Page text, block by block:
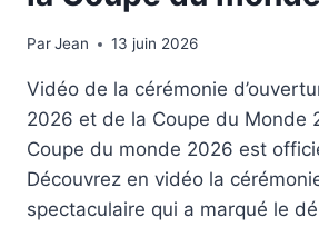
ParJean
11 juin 2026 13 juin 2026
Vidéo de la cérémonie
2026 et de la Coupe du Monde
Coupe du monde 2026 est
Découvrez en vidéo la
spectaculaire qui a marqué le